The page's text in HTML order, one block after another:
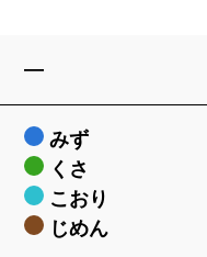
―
みず
くさ
こおり
じめん